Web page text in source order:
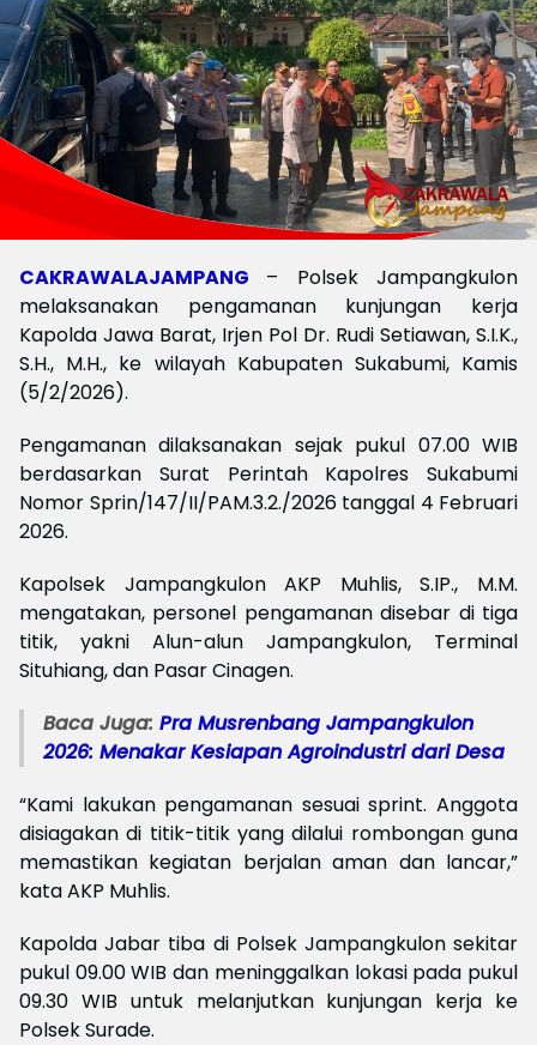
CAKRAWALAJAMPANG
– Polsek Jampangkulon
melaksanakan pengamanan kunjungan kerja
Kapolda Jawa Barat, Irjen Pol Dr. Rudi Setiawan, S.I.K.,
S.H., M.H., ke wilayah Kabupaten Sukabumi, Kamis
(5/2/2026).
Pengamanan dilaksanakan sejak pukul 07.00 WIB
berdasarkan Surat Perintah Kapolres Sukabumi
Nomor Sprin/147/II/PAM.3.2./2026 tanggal 4 Februari
2026.
Kapolsek Jampangkulon AKP Muhlis, S.IP., M.M.
mengatakan, personel pengamanan disebar di tiga
titik, yakni Alun-alun Jampangkulon, Terminal
Situhiang, dan Pasar Cinagen.
Baca Juga: Pra Musrenbang Jampangkulon
2026: Menakar Kesiapan Agroindustri dari Desa
“Kami lakukan pengamanan sesuai sprint. Anggota
disiagakan di titik-titik yang dilalui rombongan guna
memastikan kegiatan berjalan aman dan lancar,”
kata AKP Muhlis.
Kapolda Jabar tiba di Polsek Jampangkulon sekitar
pukul 09.00 WIB dan meninggalkan lokasi pada pukul
09.30 WIB untuk melanjutkan kunjungan kerja ke
Polsek Surade.